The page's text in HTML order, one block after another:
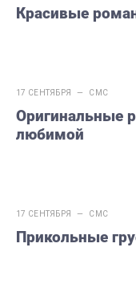
Красивые
17 СЕНТЯБРЯ — СМС
Оригинальные
любимой
17 СЕНТЯБРЯ — СМС
Прикольные